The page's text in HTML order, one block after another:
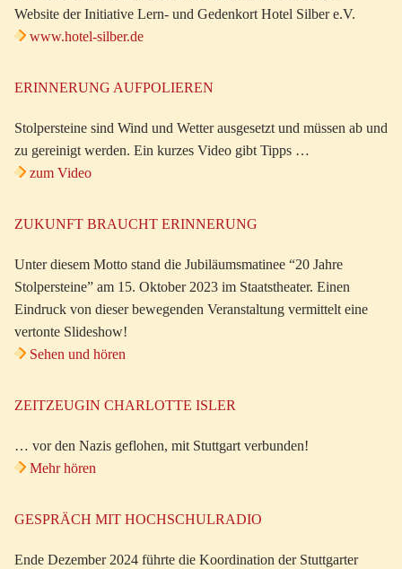
Website der Initiative Lern- und Gedenkort Hotel Silber e.V.
www.hotel-silber.de
ERINNERUNG AUFPOLIEREN
Stolpersteine sind Wind und Wetter ausgesetzt und müssen ab und
zu gereinigt werden. Ein kurzes Video gibt Tipps …
zum Video
ZUKUNFT BRAUCHT ERINNERUNG
Unter diesem Motto stand die Jubiläumsmatinee “20 Jahre
Stolpersteine” am 15. Oktober 2023 im Staatstheater. Einen
Eindruck von dieser bewegenden Veranstaltung vermittelt eine
vertonte Slideshow!
Sehen und hören
ZEITZEUGIN CHARLOTTE ISLER
… vor den Nazis geflohen, mit Stuttgart verbunden!
Mehr hören
GESPRÄCH MIT HOCHSCHULRADIO
Ende Dezember 2024 führte die Koordination der Stuttgarter